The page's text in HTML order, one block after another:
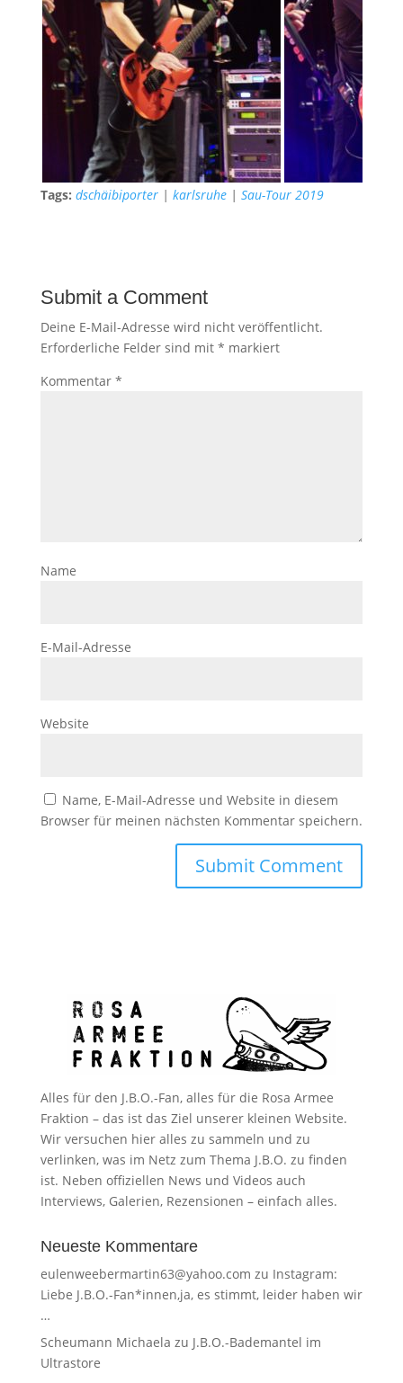
Tags: dschäibiporter| karlsruhe| Sau-Tour 2019
Submit a Comment
Deine E-Mail-Adresse wird nicht veröffentlicht.
Erforderliche Felder sind mit * markiert
Kommentar *
Name
E-Mail-Adresse
Website
Name, E-Mail-Adresse und Website in diesem
Browser für meinen nächsten Kommentar speichern.
Alles für den J.B.O.-Fan, alles für die Rosa Armee
Fraktion – das ist das Ziel unserer kleinen Website.
Wir versuchen hier alles zu sammeln und zu
verlinken, was im Netz zum Thema J.B.O. zu finden
ist. Neben offiziellen News und Videos auch
Interviews, Galerien, Rezensionen – einfach alles.
Neueste Kommentare
eulenweebermartin63@yahoo.com zu Instagram:
Liebe J.B.O.-Fan*innen,ja, es stimmt, leider haben wir
…
Scheumann Michaela zu J.B.O.-Bademantel im
Ultrastore